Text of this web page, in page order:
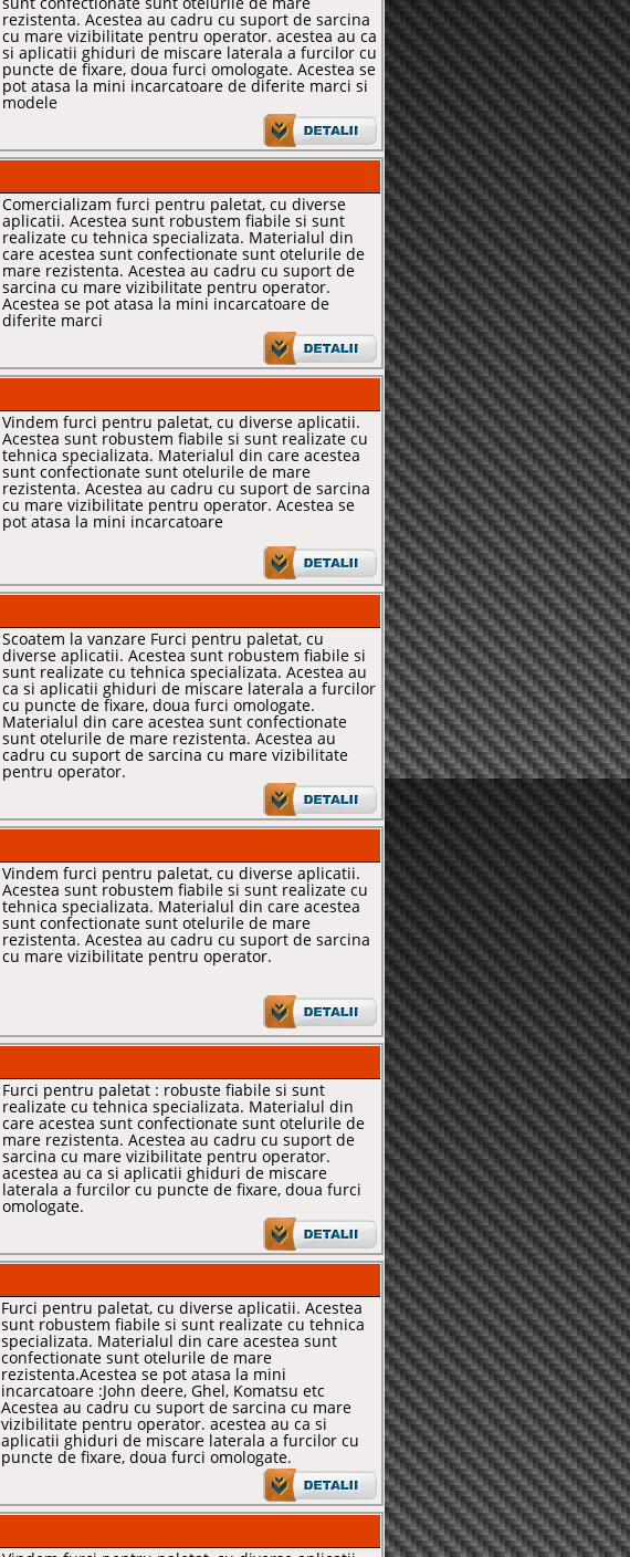
rezistenta. Acestea au cadru cu suport de sarcina
cu mare vizibilitate pentru operator. acestea au ca
si aplicatii ghiduri de miscare laterala a furcilor cu
puncte de fixare, doua furci omologate. Acestea se
pot atasa la mini incarcatoare de diferite marci si
modele
Comercializam furci pentru paletat, cu diverse
aplicatii. Acestea sunt robustem fiabile si sunt
realizate cu tehnica specializata. Materialul din
care acestea sunt confectionate sunt otelurile de
mare rezistenta. Acestea au cadru cu suport de
sarcina cu mare vizibilitate pentru operator.
Acestea se pot atasa la mini incarcatoare de
diferite marci
Vindem furci pentru paletat, cu diverse aplicatii.
Acestea sunt robustem fiabile si sunt realizate cu
tehnica specializata. Materialul din care acestea
sunt confectionate sunt otelurile de mare
rezistenta. Acestea au cadru cu suport de sarcina
cu mare vizibilitate pentru operator. Acestea se
pot atasa la mini incarcatoare
Scoatem la vanzare Furci pentru paletat, cu
diverse aplicatii. Acestea sunt robustem fiabile si
sunt realizate cu tehnica specializata. Acestea au
ca si aplicatii ghiduri de miscare laterala a furcilor
cu puncte de fixare, doua furci omologate.
Materialul din care acestea sunt confectionate
sunt otelurile de mare rezistenta. Acestea au
cadru cu suport de sarcina cu mare vizibilitate
pentru operator.
Vindem furci pentru paletat, cu diverse aplicatii.
Acestea sunt robustem fiabile si sunt realizate cu
tehnica specializata. Materialul din care acestea
sunt confectionate sunt otelurile de mare
rezistenta. Acestea au cadru cu suport de sarcina
cu mare vizibilitate pentru operator.
Furci pentru paletat : robuste fiabile si sunt
realizate cu tehnica specializata. Materialul din
care acestea sunt confectionate sunt otelurile de
mare rezistenta. Acestea au cadru cu suport de
sarcina cu mare vizibilitate pentru operator.
acestea au ca si aplicatii ghiduri de miscare
laterala a furcilor cu puncte de fixare, doua furci
omologate.
Furci pentru paletat, cu diverse aplicatii. Acestea
sunt robustem fiabile si sunt realizate cu tehnica
specializata. Materialul din care acestea sunt
confectionate sunt otelurile de mare
rezistenta.Acestea se pot atasa la mini
incarcatoare :John deere, Ghel, Komatsu etc
Acestea au cadru cu suport de sarcina cu mare
vizibilitate pentru operator. acestea au ca si
aplicatii ghiduri de miscare laterala a furcilor cu
puncte de fixare, doua furci omologate.